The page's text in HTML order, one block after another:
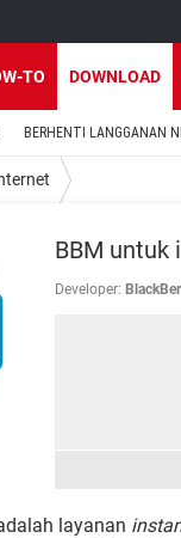
TO DOWNLOAD
BERHENTI LANGGANAN
BBM untuk
Developer:
layanan